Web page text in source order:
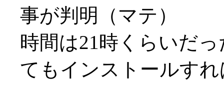
事が判明（マテ）
時間は21時くらいだ
てもインストールす